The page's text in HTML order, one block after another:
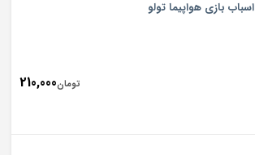
اسباب بازی هواپیما تولو
تومان210,000